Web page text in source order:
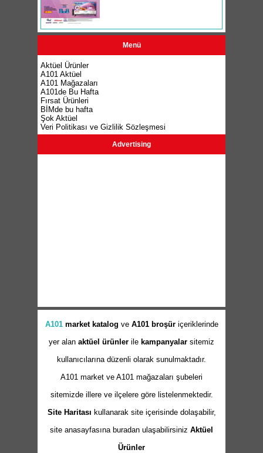
Menü
Aktüel Ürünler
A101 Aktüel
A101 Mağazaları
A101de Bu Hafta
Fırsat Ürünleri
BİMde bu hafta
Şok Aktüel
Veri Politikası ve Gizlilik Sözleşmesi
Advertising
A101 market katalog ve A101 broşüriçeriklerinde
yer alan aktüel ürünler ile kampanyalar sitemiz
kullanıcılarına düzenli olarak sunulmaktadır.
A101 market ve A101 mağazaları şubeleri
sitemizde illere ve ilçelere göre listelenmektedir.
Site Haritası kullanarak site içerisinde dolaşabilir,
site anasayfasına buradan ulaşabilirsiniz Aktüel
Ürünler